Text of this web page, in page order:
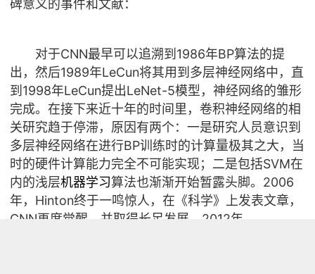
碑意义的事件和文献：
对于CNN最早可以追溯到1986年BP算法的提
出，然后1989年LeCun将其用到多层神经网络中，直
到1998年LeCun提出LeNet-5模型，神经网络的雏形
完成。在接下来近十年的时间里，卷积神经网络的相
关研究趋于停滞，原因有两个：一是研究人员意识到
多层神经网络在进行BP训练时的计算量极其之大，当
时的硬件计算能力完全不可能实现；二是包括SVM在
内的浅层机器学习算法也渐渐开始暂露头脚。2006
年，Hinton终于一鸣惊人，在《科学》上发表文章，
CNN再度觉醒，并取得长足发展。2012年，